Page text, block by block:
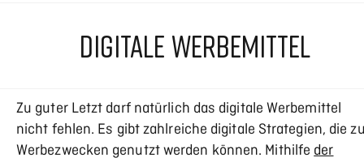
DIGITALE WERBEMITTEL
Zu guter Letzt darf natürlich das digitale Werbemittel
nicht fehlen. Es gibt zahlreiche digitale Strategien, die
Werbezwecken genutzt werden können. Mithilfeder